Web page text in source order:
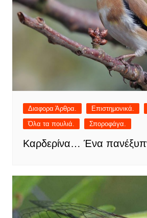
Διαφορα Άρθρα. Επιστημονικά.
Όλα τα πουλιά.
Σποροφάγα.
Καρδερίνα… Ένα